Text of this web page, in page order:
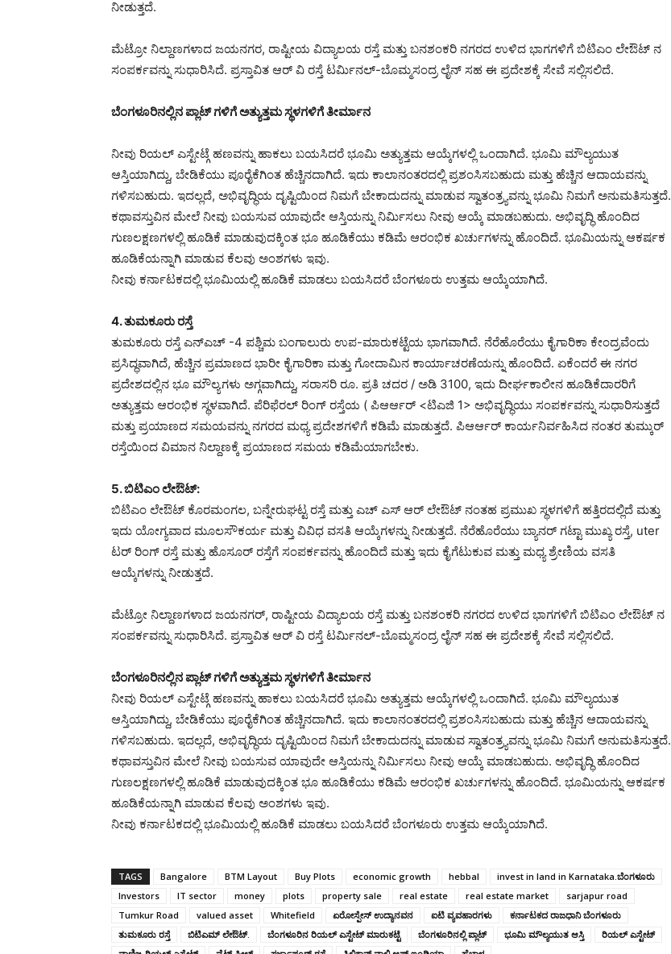
ನೀಡುತ್ತದೆ.
ಮೆಟ್ರೋ ನಿಲ್ದಾಣಗಳಾದ ಜಯನಗರ, ರಾಷ್ಟೀಯ ವಿದ್ಯಾಲಯ ರಸ್ತೆ ಮತ್ತು ಬನಶಂಕರಿ ನಗರದ ಉಳಿದ ಭಾಗಗಳಿಗೆ ಬಿಟಿಎಂ ಲೇಔಟ್ ನ
ಸಂಪರ್ಕವನ್ನು ಸುಧಾರಿಸಿದೆ. ಪ್ರಸ್ತಾವಿತ ಆರ್ ವಿ ರಸ್ತೆ ಟರ್ಮಿನಲ್-ಬೊಮ್ಮಸಂದ್ರ ಲೈನ್ ಸಹ ಈ ಪ್ರದೇಶಕ್ಕೆ ಸೇವೆ ಸಲ್ಲಿಸಲಿದೆ.
ಬೆಂಗಳೂರಿನಲ್ಲಿನ ಪ್ಲಾಟ್ ಗಳಿಗೆ ಅತ್ಯುತ್ತಮ ಸ್ಥಳಗಳಿಗೆ ತೀರ್ಮಾನ
ನೀವು ರಿಯಲ್ ಎಸ್ಟೇಟ್ಗೆ ಹಣವನ್ನು ಹಾಕಲು ಬಯಸಿದರೆ ಭೂಮಿ ಅತ್ಯುತ್ತಮ ಆಯ್ಕೆಗಳಲ್ಲಿ ಒಂದಾಗಿದೆ. ಭೂಮಿ ಮೌಲ್ಯಯುತ
ಆಸ್ತಿಯಾಗಿದ್ದು, ಬೇಡಿಕೆಯು ಪೂರೈಕೆಗಿಂತ ಹೆಚ್ಚಿನದಾಗಿದೆ. ಇದು ಕಾಲಾನಂತರದಲ್ಲಿ ಪ್ರಶಂಸಿಸಬಹುದು ಮತ್ತು ಹೆಚ್ಚಿನ ಆದಾಯವನ್ನು
ಗಳಿಸಬಹುದು. ಇದಲ್ಲದೆ, ಅಭಿವೃದ್ಧಿಯ ದೃಷ್ಟಿಯಿಂದ ನಿಮಗೆ ಬೇಕಾದುದನ್ನು ಮಾಡುವ ಸ್ವಾತಂತ್ರ್ಯವನ್ನು ಭೂಮಿ ನಿಮಗೆ ಅನುಮತಿಸುತ್ತದೆ.
ಕಥಾವಸ್ತುವಿನ ಮೇಲೆ ನೀವು ಬಯಸುವ ಯಾವುದೇ ಆಸ್ತಿಯನ್ನು ನಿರ್ಮಿಸಲು ನೀವು ಆಯ್ಕೆ ಮಾಡಬಹುದು. ಅಭಿವೃದ್ಧಿ ಹೊಂದಿದ
ಗುಣಲಕ್ಷಣಗಳಲ್ಲಿ ಹೂಡಿಕೆ ಮಾಡುವುದಕ್ಕಿಂತ ಭೂ ಹೂಡಿಕೆಯು ಕಡಿಮೆ ಆರಂಭಿಕ ಖರ್ಚುಗಳನ್ನು ಹೊಂದಿದೆ. ಭೂಮಿಯನ್ನು ಆಕರ್ಷಕ
ಹೂಡಿಕೆಯನ್ನಾಗಿ ಮಾಡುವ ಕೆಲವು ಅಂಶಗಳು ಇವು.
ನೀವು ಕರ್ನಾಟಕದಲ್ಲಿ ಭೂಮಿಯಲ್ಲಿ ಹೂಡಿಕೆ ಮಾಡಲು ಬಯಸಿದರೆ ಬೆಂಗಳೂರು ಉತ್ತಮ ಆಯ್ಕೆಯಾಗಿದೆ.
4. ತುಮಕೂರು ರಸ್ತೆ
ತುಮಕೂರು ರಸ್ತೆ ಎನ್ಎಚ್ -4 ಪಶ್ಚಿಮ ಬಂಗಾಲುರು ಉಪ-ಮಾರುಕಟ್ಟೆಯ ಭಾಗವಾಗಿದೆ. ನೆರೆಹೊರೆಯು ಕೈಗಾರಿಕಾ ಕೇಂದ್ರವೆಂದು
ಪ್ರಸಿದ್ಧವಾಗಿದೆ, ಹೆಚ್ಚಿನ ಪ್ರಮಾಣದ ಭಾರೀ ಕೈಗಾರಿಕಾ ಮತ್ತು ಗೋದಾಮಿನ ಕಾರ್ಯಾಚರಣೆಯನ್ನು ಹೊಂದಿದೆ. ಏಕೆಂದರೆ ಈ ನಗರ
ಪ್ರದೇಶದಲ್ಲಿನ ಭೂ ಮೌಲ್ಯಗಳು ಅಗ್ಗವಾಗಿದ್ದು, ಸರಾಸರಿ ರೂ. ಪ್ರತಿ ಚದರ / ಅಡಿ 3100, ಇದು ದೀರ್ಘಕಾಲೀನ ಹೂಡಿಕೆದಾರರಿಗೆ
ಅತ್ಯುತ್ತಮ ಆರಂಭಿಕ ಸ್ಥಳವಾಗಿದೆ. ಪೆರಿಫೆರಲ್ ರಿಂಗ್ ರಸ್ತೆಯ ( ಪಿಆರ್ಆರ್ <ಟಿಎಜಿ 1> ಅಭಿವೃದ್ಧಿಯು ಸಂಪರ್ಕವನ್ನು ಸುಧಾರಿಸುತ್ತದೆ
ಮತ್ತು ಪ್ರಯಾಣದ ಸಮಯವನ್ನು ನಗರದ ಮಧ್ಯ ಪ್ರದೇಶಗಳಿಗೆ ಕಡಿಮೆ ಮಾಡುತ್ತದೆ. ಪಿಆರ್ಆರ್ ಕಾರ್ಯನಿರ್ವಹಿಸಿದ ನಂತರ ತುಮ್ಕುರ್
ರಸ್ತೆಯಿಂದ ವಿಮಾನ ನಿಲ್ದಾಣಕ್ಕೆ ಪ್ರಯಾಣದ ಸಮಯ ಕಡಿಮೆಯಾಗಬೇಕು.
5. ಬಿಟಿಎಂ ಲೇಔಟ್:
ಬಿಟಿಎಂ ಲೇಔಟ್ ಕೊರಮಂಗಲ, ಬನ್ನೇರುಘಟ್ಟ ರಸ್ತೆ ಮತ್ತು ಎಚ್ ಎಸ್ ಆರ್ ಲೇಔಟ್ ನಂತಹ ಪ್ರಮುಖ ಸ್ಥಳಗಳಿಗೆ ಹತ್ತಿರದಲ್ಲಿದೆ ಮತ್ತು
ಇದು ಯೋಗ್ಯವಾದ ಮೂಲಸೌಕರ್ಯ ಮತ್ತು ವಿವಿಧ ವಸತಿ ಆಯ್ಕೆಗಳನ್ನು ನೀಡುತ್ತದೆ. ನೆರೆಹೊರೆಯು ಬ್ಯಾನರ್ ಗಟ್ಟಾ ಮುಖ್ಯ ರಸ್ತೆ, uter
ಟರ್ ರಿಂಗ್ ರಸ್ತೆ ಮತ್ತು ಹೊಸೂರ್ ರಸ್ತೆಗೆ ಸಂಪರ್ಕವನ್ನು ಹೊಂದಿದೆ ಮತ್ತು ಇದು ಕೈಗೆಟುಕುವ ಮತ್ತು ಮಧ್ಯ ಶ್ರೇಣಿಯ ವಸತಿ
ಆಯ್ಕೆಗಳನ್ನು ನೀಡುತ್ತದೆ.
ಮೆಟ್ರೋ ನಿಲ್ದಾಣಗಳಾದ ಜಯನಗರ್, ರಾಷ್ಟೀಯ ವಿದ್ಯಾಲಯ ರಸ್ತೆ ಮತ್ತು ಬನಶಂಕರಿ ನಗರದ ಉಳಿದ ಭಾಗಗಳಿಗೆ ಬಿಟಿಎಂ ಲೇಔಟ್ ನ
ಸಂಪರ್ಕವನ್ನು ಸುಧಾರಿಸಿದೆ. ಪ್ರಸ್ತಾವಿತ ಆರ್ ವಿ ರಸ್ತೆ ಟರ್ಮಿನಲ್-ಬೊಮ್ಮಸಂದ್ರ ಲೈನ್ ಸಹ ಈ ಪ್ರದೇಶಕ್ಕೆ ಸೇವೆ ಸಲ್ಲಿಸಲಿದೆ.
ಬೆಂಗಳೂರಿನಲ್ಲಿನ ಪ್ಲಾಟ್ ಗಳಿಗೆ ಅತ್ಯುತ್ತಮ ಸ್ಥಳಗಳಿಗೆ ತೀರ್ಮಾನ
ನೀವು ರಿಯಲ್ ಎಸ್ಟೇಟ್ಗೆ ಹಣವನ್ನು ಹಾಕಲು ಬಯಸಿದರೆ ಭೂಮಿ ಅತ್ಯುತ್ತಮ ಆಯ್ಕೆಗಳಲ್ಲಿ ಒಂದಾಗಿದೆ. ಭೂಮಿ ಮೌಲ್ಯಯುತ
ಆಸ್ತಿಯಾಗಿದ್ದು, ಬೇಡಿಕೆಯು ಪೂರೈಕೆಗಿಂತ ಹೆಚ್ಚಿನದಾಗಿದೆ. ಇದು ಕಾಲಾನಂತರದಲ್ಲಿ ಪ್ರಶಂಸಿಸಬಹುದು ಮತ್ತು ಹೆಚ್ಚಿನ ಆದಾಯವನ್ನು
ಗಳಿಸಬಹುದು. ಇದಲ್ಲದೆ, ಅಭಿವೃದ್ಧಿಯ ದೃಷ್ಟಿಯಿಂದ ನಿಮಗೆ ಬೇಕಾದುದನ್ನು ಮಾಡುವ ಸ್ವಾತಂತ್ರ್ಯವನ್ನು ಭೂಮಿ ನಿಮಗೆ ಅನುಮತಿಸುತ್ತದೆ.
ಕಥಾವಸ್ತುವಿನ ಮೇಲೆ ನೀವು ಬಯಸುವ ಯಾವುದೇ ಆಸ್ತಿಯನ್ನು ನಿರ್ಮಿಸಲು ನೀವು ಆಯ್ಕೆ ಮಾಡಬಹುದು. ಅಭಿವೃದ್ಧಿ ಹೊಂದಿದ
ಗುಣಲಕ್ಷಣಗಳಲ್ಲಿ ಹೂಡಿಕೆ ಮಾಡುವುದಕ್ಕಿಂತ ಭೂ ಹೂಡಿಕೆಯು ಕಡಿಮೆ ಆರಂಭಿಕ ಖರ್ಚುಗಳನ್ನು ಹೊಂದಿದೆ. ಭೂಮಿಯನ್ನು ಆಕರ್ಷಕ
ಹೂಡಿಕೆಯನ್ನಾಗಿ ಮಾಡುವ ಕೆಲವು ಅಂಶಗಳು ಇವು.
ನೀವು ಕರ್ನಾಟಕದಲ್ಲಿ ಭೂಮಿಯಲ್ಲಿ ಹೂಡಿಕೆ ಮಾಡಲು ಬಯಸಿದರೆ ಬೆಂಗಳೂರು ಉತ್ತಮ ಆಯ್ಕೆಯಾಗಿದೆ.
TAGS Bangalore BTM Layout Buy Plots economic growth hebbal
invest in land in Karnataka.ಬೆಂಗಳೂರು
Investors
IT sector money plots property sale real estate real estate market
sarjapur road
Tumkur Road
valued asset Whitefield ಏರೋಸ್ಪೇಸ್ ಉದ್ಯಾನವನ ಐಟಿ ವ್ಯವಹಾರಗಳು
ಕರ್ನಾಟಕದ ರಾಜಧಾನಿ ಬೆಂಗಳೂರು
ತುಮಕೂರು ರಸ್ತೆ
ಬಿಟಿಎಮ್ ಲೇಔಟ್. ಬೆಂಗಳೂರಿನ ರಿಯಲ್ ಎಸ್ಟೇಟ್ ಮಾರುಕಟ್ಟೆ ಬೆಂಗಳೂರಿನಲ್ಲಿ ಪ್ಲಾಟ್ ಭೂಮಿ ಮೌಲ್ಯಯುತ ಆಸ್ತಿ
ರಿಯಲ್ ಎಸ್ಟೇಟ್